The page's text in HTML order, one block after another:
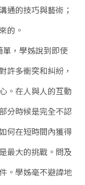
通的技巧與藝術；
的。
，學姊說到即使
許多衝突和糾紛，
。在人與人的互動
分時候是完全不認
何在短時間內獲得
最大的挑戰。問及
。學姊毫不避諱地